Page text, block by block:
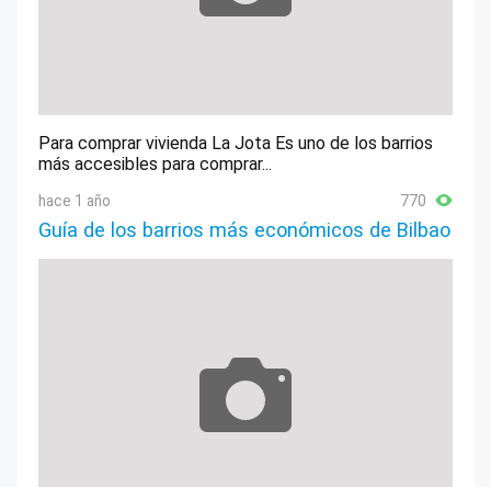
Para comprar vivienda La Jota Es uno de los barrios
más accesibles para comprar...
hace 1 año 770
Guía de los barrios más económicos de Bilbao